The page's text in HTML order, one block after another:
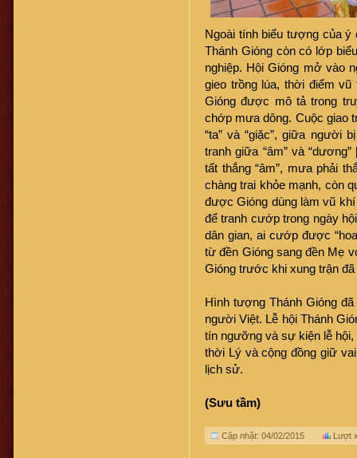
Ngoài tính biểu tượng của ý
Thánh Gióng còn có lớp
nghiệp. Hội Gióng mở vào
gieo trồng lúa, thời điểm vũ
Gióng được mô tả trong
chớp mưa dông. Cuộc giao
“ta” và “giặc”, giữa
tranh giữa “âm” và
tất thắng “âm”, mưa phải
chàng trai khỏe mạnh, còn
được Gióng dùng làm vũ
để tranh cướp trong ngày
dân gian, ai cướp được
từ đền Gióng sang đền Mẹ
Gióng trước khi xung trận
Hình tượng Thánh Gióng
người Việt. Lễ hội Thánh
tín ngưỡng và sự kiện lễ
thời Lý và cộng đồng giữ
lịch sử.
(Sưu tầm)
Cập nhật: 04/02/2015 Lượt